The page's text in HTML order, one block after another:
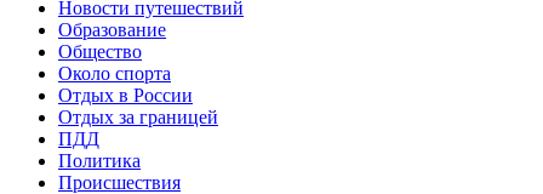
Новости путешествий
Образование
Общество
Около спорта
Отдых в России
Отдых за границей
ПДД
Политика
Происшествия